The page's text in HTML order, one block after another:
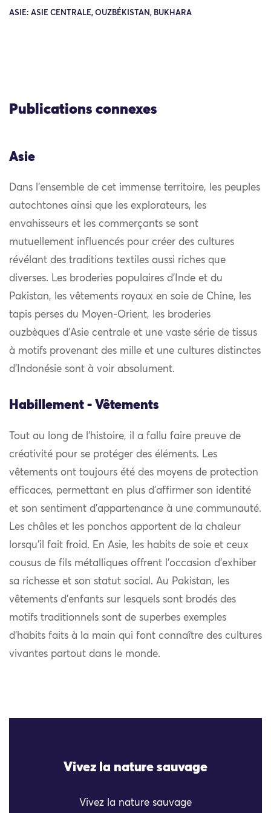
ASIE: ASIE CENTRALE, OUZBÉKISTAN, BUKHARA
Publications connexes
Asie
Dans l’ensemble de cet immense territoire, les peuples
autochtones ainsi que les explorateurs, les
envahisseurs et les commerçants se sont
mutuellement influencés pour créer des cultures
révélant des traditions textiles aussi riches que
diverses. Les broderies populaires d’Inde et du
Pakistan, les vêtements royaux en soie de Chine, les
tapis perses du Moyen-Orient, les broderies
ouzbèques d’Asie centrale et une vaste série de tissus
à motifs provenant des mille et une cultures distinctes
d’Indonésie sont à voir absolument.
Habillement - Vêtements
Tout au long de l’histoire, il a fallu faire preuve de
créativité pour se protéger des éléments. Les
vêtements ont toujours été des moyens de protection
efficaces, permettant en plus d’affirmer son identité
et son sentiment d’appartenance à une communauté.
Les châles et les ponchos apportent de la chaleur
lorsqu’il fait froid. En Asie, les habits de soie et ceux
cousus de fils métalliques offrent l’occasion d’exhiber
sa richesse et son statut social. Au Pakistan, les
vêtements d’enfants sur lesquels sont brodés des
motifs traditionnels sont de superbes exemples
d’habits faits à la main qui font connaître des cultures
vivantes partout dans le monde.
Vivez la nature sauvage
Vivez la nature sauvage